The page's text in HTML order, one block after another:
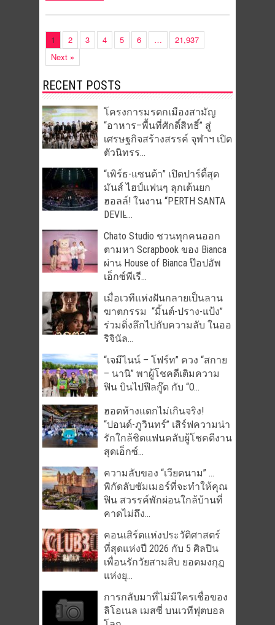
1 2 3 4 5 6 …
21,937
Next »
RECENT POSTS
โครงการมรดกเมืองสามัญ
“อาหาร–พื้นที่ศักดิ์สิทธิ์” สู่
เศรษฐกิจสร้างสรรค์ จุฬาฯ เปิด
ตัวนิทรร...
“เพิร์ธ-แซนต้า” เปิดปาร์ตี้สุด
มันส์ ไฮป์แฟนๆ ลุกเต้นยก
ฮอลล์! ในงาน “PERTH SANTA
DEVIL̵...
Chato Studio ชวนทุกคนออก
ตามหา Scrapbook ของ Bianca
ผ่าน House of Bianca ป๊อปอัพ
เอ็กซ์พีเรี...
เมื่อเวทีแห่งฝันกลายเป็นลาน
ฆาตกรรม “มิ้นต์-ปราง-แป้ง”
ร่วมดิ่งลึกไปกับความลับ ในออ
ริจินัล...
“เจมีไนน์ – โฟร์ท” ควง “สกาย
– นานิ” พาผู้โชคดีเติมความ
ฟิน บินไปฟีลกู๊ด กับ “O...
ฮอตห้างแตกไม่เกินจริง!
“ปอนด์-ภูวินทร์” เสิร์ฟความน่า
รักใกล้ชิดแฟนคลับผู้โชคดีงาน
สุดเอ็กซ์...
ความลับของ “เวียดนาม” …
พิกัดลับซัมเมอร์ที่จะทำให้คุณ
ฟิน สวรรค์พักผ่อนใกล้บ้านที่
คาดไม่ถึง...
คอนเสิร์ตแห่งประวัติศาสตร์
ที่สุดแห่งปี 2026 กับ 5 ศิลปิน
เพื่อนรักวัยสามสิบ ยอดมงกุฎ
แห่งยุ...
การกลับมาที่ไม่มีใครเชื่อของ
ลิโอเนล เมสซี่ บนเวทีฟุตบอล